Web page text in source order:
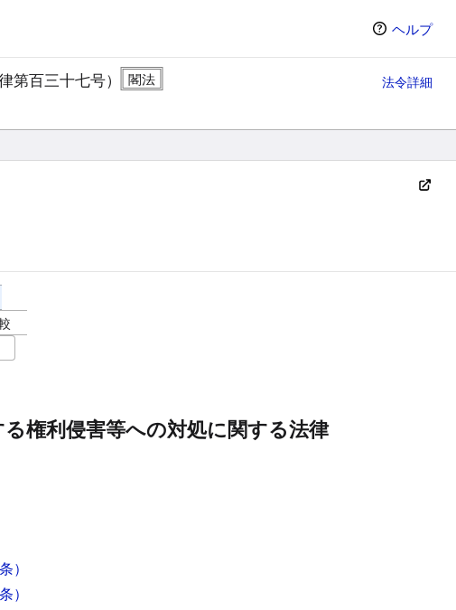
ヘルプ
第百三十七号） 法令詳細
プション（選択すると条文の表示方法が変わります）
権利侵害等への対処に関する法律
）
）